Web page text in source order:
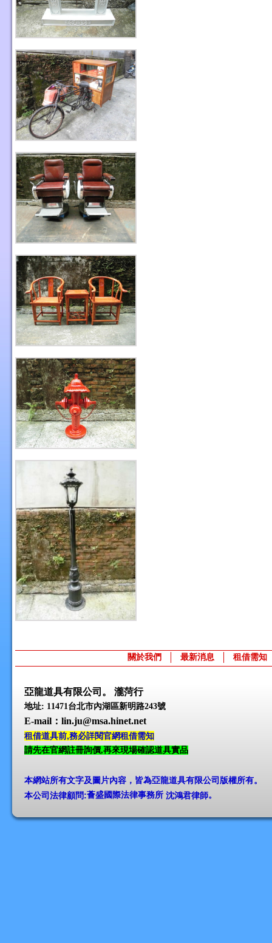
關於我們 最新消息 租借需知
亞龍道具有限公司。 瀧菏行
地址: 11471台北市內湖區新明路243號
E-mail ：lin.ju@msa.hinet.net
租借道具前,務必詳閱官網租借需知
請先在官網註冊詢價,再來現場確認道具實品
本網站所有文字及圖片內容，皆為亞龍道具有限公司版權所有。
本公司法律顧問:薈盛國際法律事務所 沈鴻君律師。